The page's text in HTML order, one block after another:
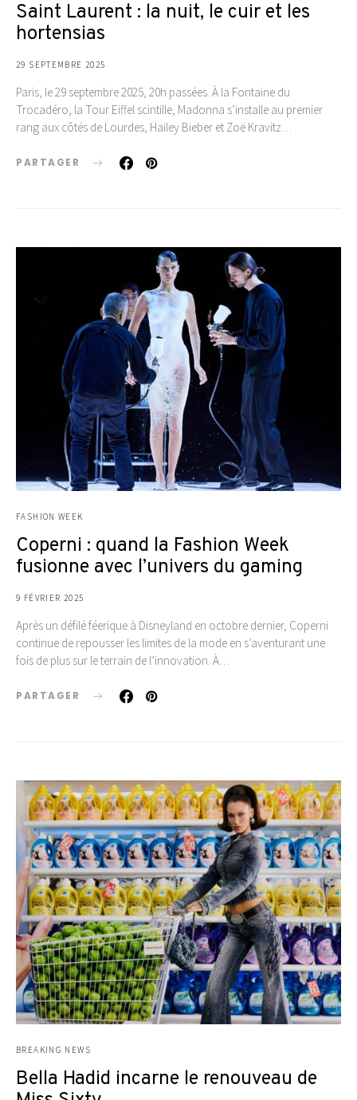
Saint Laurent : la nuit, le cuir et les
hortensias
29 SEPTEMBRE 2025
Paris, le 29 septembre 2025, 20h passées. À la Fontaine du
Trocadéro, la Tour Eiffel scintille, Madonna s’installe au premier
rang aux côtés de Lourdes, Hailey Bieber et Zoë Kravitz…
PARTAGER
FASHION WEEK
Coperni : quand la Fashion Week
fusionne avec l’univers du gaming
9 FÉVRIER 2025
Après un défilé féerique à Disneyland en octobre dernier, Coperni
continue de repousser les limites de la mode en s’aventurant une
fois de plus sur le terrain de l’innovation. À…
PARTAGER
BREAKING NEWS
Bella Hadid incarne le renouveau de